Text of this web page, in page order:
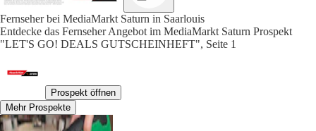
Fernseher bei MediaMarkt Saturn in Saarlouis
Entdecke das Fernseher Angebot im MediaMarkt Saturn Prospekt
"LET'S GO! DEALS GUTSCHEINHEFT", Seite 1
Prospekt öffnen
Mehr Prospekte